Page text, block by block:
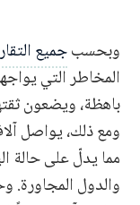
وبحسبجميع
المخاطر التي
باهظة، ويضعون
ومع ذلك، يواصل
مما يدلّ على حالة
والدول المجاورة.